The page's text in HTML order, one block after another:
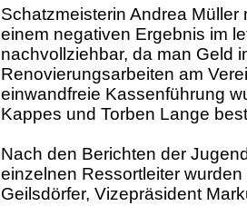
Schatzmeisterin Andrea
einem negativen Ergebnis im
nachvollziehbar, da man Geld
Renovierungsarbeiten am
einwandfreie Kassenführung
Kappes und Torben Lange
Nach den Berichten der
einzelnen Ressortleiter
Geilsdörfer, Vizepräsident